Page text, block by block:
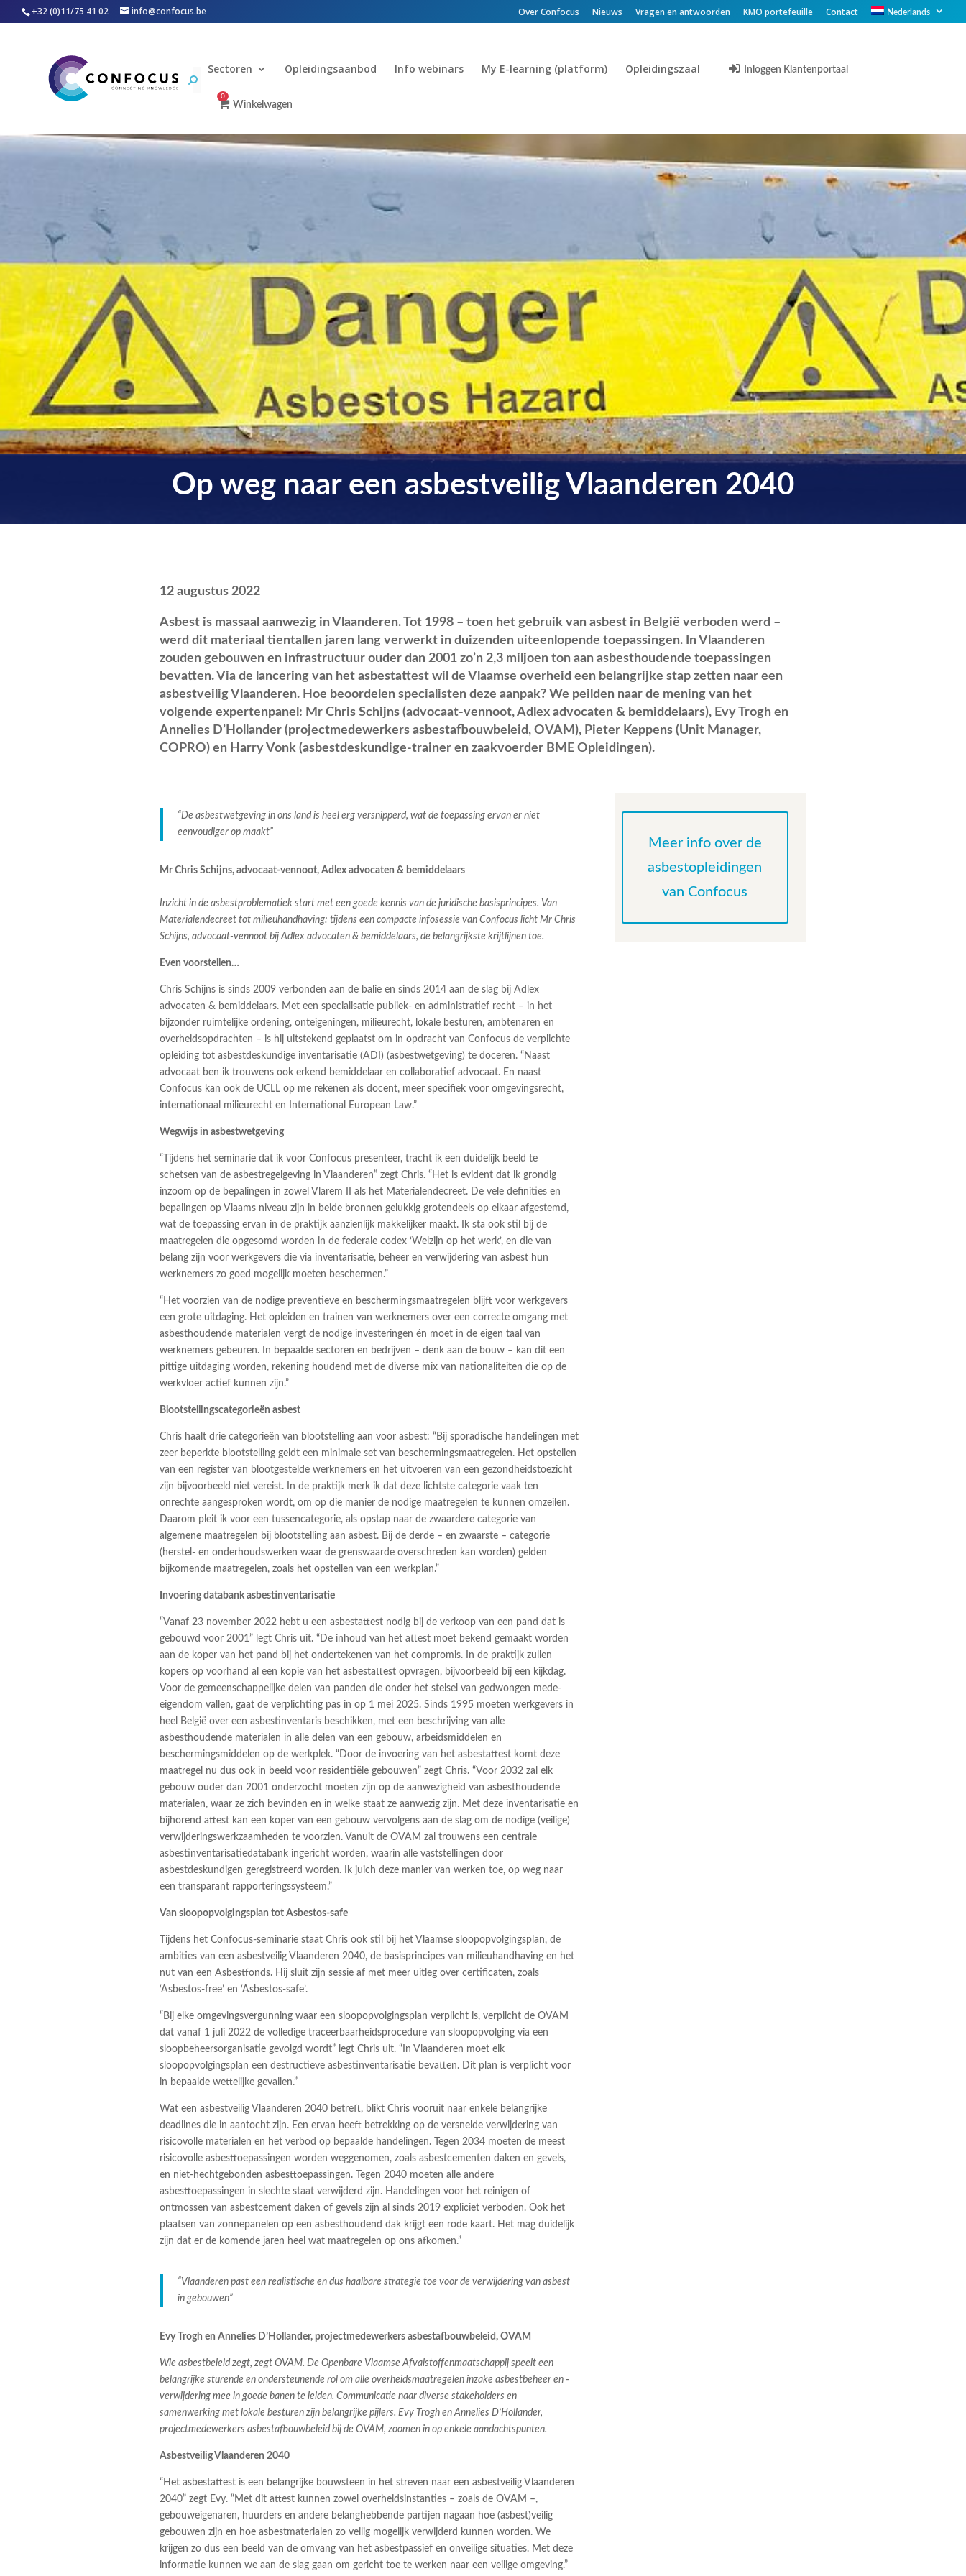
+32 (0)11/75 41 02 info@confocus.be Over Confocus Nieuws Vragen en antwoorden KMO portefeuille Contact Nederlands
Sectoren Opleidingsaanbod Info webinars My E-learning (platform) Opleidingszaal Inloggen Klantenportaal
Winkelwagen
0
Op weg naar een asbestveilig Vlaanderen 2040
12 augustus 2022
Asbest is massaal aanwezig in Vlaanderen. Tot 1998 – toen het gebruik van asbest in België verboden werd –
werd dit materiaal tientallen jaren lang verwerkt in duizenden uiteenlopende toepassingen. In Vlaanderen
zouden gebouwen en infrastructuur ouder dan 2001 zo’n 2,3 miljoen ton aan asbesthoudende toepassingen
bevatten. Via de lancering van het asbestattest wil de Vlaamse overheid een belangrijke stap zetten naar een
asbestveilig Vlaanderen. Hoe beoordelen specialisten deze aanpak? We peilden naar de mening van het
volgende expertenpanel: Mr Chris Schijns (advocaat-vennoot, Adlex advocaten & bemiddelaars), Evy Trogh en
Annelies D’Hollander (projectmedewerkers asbestafbouwbeleid, OVAM), Pieter Keppens (Unit Manager,
COPRO) en Harry Vonk (asbestdeskundige-trainer en zaakvoerder BME Opleidingen).
“De asbestwetgeving in ons land is heel erg versnipperd, wat de toepassing ervan er niet
eenvoudiger op maakt”
Mr Chris Schijns, advocaat-vennoot, Adlex advocaten & bemiddelaars
Inzicht in de asbestproblematiek start met een goede kennis van de juridische basisprincipes. Van
Materialendecreet tot milieuhandhaving: tijdens een compacte infosessie van Confocus licht Mr Chris
Schijns, advocaat-vennoot bij Adlex advocaten & bemiddelaars, de belangrijkste krijtlijnen toe.
Even voorstellen…
Chris Schijns is sinds 2009 verbonden aan de balie en sinds 2014 aan de slag bij Adlex
advocaten & bemiddelaars. Met een specialisatie publiek- en administratief recht – in het
bijzonder ruimtelijke ordening, onteigeningen, milieurecht, lokale besturen, ambtenaren en
overheidsopdrachten – is hij uitstekend geplaatst om in opdracht van Confocus de verplichte
opleiding tot asbestdeskundige inventarisatie (ADI) (asbestwetgeving) te doceren. “Naast
advocaat ben ik trouwens ook erkend bemiddelaar en collaboratief advocaat. En naast
Confocus kan ook de UCLL op me rekenen als docent, meer specifiek voor omgevingsrecht,
internationaal milieurecht en International European Law.”
Wegwijs in asbestwetgeving
“Tijdens het seminarie dat ik voor Confocus presenteer, tracht ik een duidelijk beeld te
schetsen van de asbestregelgeving in Vlaanderen” zegt Chris. “Het is evident dat ik grondig
inzoom op de bepalingen in zowel Vlarem II als het Materialendecreet. De vele definities en
bepalingen op Vlaams niveau zijn in beide bronnen gelukkig grotendeels op elkaar afgestemd,
wat de toepassing ervan in de praktijk aanzienlijk makkelijker maakt. Ik sta ook stil bij de
maatregelen die opgesomd worden in de federale codex ‘Welzijn op het werk’, en die van
belang zijn voor werkgevers die via inventarisatie, beheer en verwijdering van asbest hun
werknemers zo goed mogelijk moeten beschermen.”
“Het voorzien van de nodige preventieve en beschermingsmaatregelen blijft voor werkgevers
een grote uitdaging. Het opleiden en trainen van werknemers over een correcte omgang met
asbesthoudende materialen vergt de nodige investeringen én moet in de eigen taal van
werknemers gebeuren. In bepaalde sectoren en bedrijven – denk aan de bouw – kan dit een
pittige uitdaging worden, rekening houdend met de diverse mix van nationaliteiten die op de
werkvloer actief kunnen zijn.”
Blootstellingscategorieën asbest
Chris haalt drie categorieën van blootstelling aan voor asbest: “Bij sporadische handelingen met
zeer beperkte blootstelling geldt een minimale set van beschermingsmaatregelen. Het opstellen
van een register van blootgestelde werknemers en het uitvoeren van een gezondheidstoezicht
zijn bijvoorbeeld niet vereist. In de praktijk merk ik dat deze lichtste categorie vaak ten
onrechte aangesproken wordt, om op die manier de nodige maatregelen te kunnen omzeilen.
Daarom pleit ik voor een tussencategorie, als opstap naar de zwaardere categorie van
algemene maatregelen bij blootstelling aan asbest. Bij de derde – en zwaarste – categorie
(herstel- en onderhoudswerken waar de grenswaarde overschreden kan worden) gelden
bijkomende maatregelen, zoals het opstellen van een werkplan.”
Invoering databank asbestinventarisatie
“Vanaf 23 november 2022 hebt u een asbestattest nodig bij de verkoop van een pand dat is
gebouwd voor 2001” legt Chris uit. “De inhoud van het attest moet bekend gemaakt worden
aan de koper van het pand bij het ondertekenen van het compromis. In de praktijk zullen
kopers op voorhand al een kopie van het asbestattest opvragen, bijvoorbeeld bij een kijkdag.
Voor de gemeenschappelijke delen van panden die onder het stelsel van gedwongen mede-
eigendom vallen, gaat de verplichting pas in op 1 mei 2025. Sinds 1995 moeten werkgevers in
heel België over een asbestinventaris beschikken, met een beschrijving van alle
asbesthoudende materialen in alle delen van een gebouw, arbeidsmiddelen en
beschermingsmiddelen op de werkplek. “Door de invoering van het asbestattest komt deze
maatregel nu dus ook in beeld voor residentiële gebouwen” zegt Chris. “Voor 2032 zal elk
gebouw ouder dan 2001 onderzocht moeten zijn op de aanwezigheid van asbesthoudende
materialen, waar ze zich bevinden en in welke staat ze aanwezig zijn. Met deze inventarisatie en
bijhorend attest kan een koper van een gebouw vervolgens aan de slag om de nodige (veilige)
verwijderingswerkzaamheden te voorzien. Vanuit de OVAM zal trouwens een centrale
asbestinventarisatiedatabank ingericht worden, waarin alle vaststellingen door
asbestdeskundigen geregistreerd worden. Ik juich deze manier van werken toe, op weg naar
een transparant rapporteringssysteem.”
Van sloopopvolgingsplan tot Asbestos-safe
Tijdens het Confocus-seminarie staat Chris ook stil bij het Vlaamse sloopopvolgingsplan, de
ambities van een asbestveilig Vlaanderen 2040, de basisprincipes van milieuhandhaving en het
nut van een Asbestfonds. Hij sluit zijn sessie af met meer uitleg over certificaten, zoals
‘Asbestos-free’ en ‘Asbestos-safe’.
“Bij elke omgevingsvergunning waar een sloopopvolgingsplan verplicht is, verplicht de OVAM
dat vanaf 1 juli 2022 de volledige traceerbaarheidsprocedure van sloopopvolging via een
sloopbeheersorganisatie gevolgd wordt” legt Chris uit. “In Vlaanderen moet elk
sloopopvolgingsplan een destructieve asbestinventarisatie bevatten. Dit plan is verplicht voor
in bepaalde wettelijke gevallen.”
Wat een asbestveilig Vlaanderen 2040 betreft, blikt Chris vooruit naar enkele belangrijke
deadlines die in aantocht zijn. Een ervan heeft betrekking op de versnelde verwijdering van
risicovolle materialen en het verbod op bepaalde handelingen. Tegen 2034 moeten de meest
risicovolle asbesttoepassingen worden weggenomen, zoals asbestcementen daken en gevels,
en niet-hechtgebonden asbesttoepassingen. Tegen 2040 moeten alle andere
asbesttoepassingen in slechte staat verwijderd zijn. Handelingen voor het reinigen of
ontmossen van asbestcement daken of gevels zijn al sinds 2019 expliciet verboden. Ook het
plaatsen van zonnepanelen op een asbesthoudend dak krijgt een rode kaart. Het mag duidelijk
zijn dat er de komende jaren heel wat maatregelen op ons afkomen.”
“Vlaanderen past een realistische en dus haalbare strategie toe voor de verwijdering van asbest
in gebouwen”
Evy Trogh en Annelies D’Hollander, projectmedewerkers asbestafbouwbeleid, OVAM
Wie asbestbeleid zegt, zegt OVAM. De Openbare Vlaamse Afvalstoffenmaatschappij speelt een
belangrijke sturende en ondersteunende rol om alle overheidsmaatregelen inzake asbestbeheer en -
verwijdering mee in goede banen te leiden. Communicatie naar diverse stakeholders en
samenwerking met lokale besturen zijn belangrijke pijlers. Evy Trogh en Annelies D’Hollander,
projectmedewerkers asbestafbouwbeleid bij de OVAM, zoomen in op enkele aandachtspunten.
Asbestveilig Vlaanderen 2040
“Het asbestattest is een belangrijke bouwsteen in het streven naar een asbestveilig Vlaanderen
2040” zegt Evy. “Met dit attest kunnen zowel overheidsinstanties – zoals de OVAM –,
gebouweigenaren, huurders en andere belanghebbende partijen nagaan hoe (asbest)veilig
gebouwen zijn en hoe asbestmaterialen zo veilig mogelijk verwijderd kunnen worden. We
krijgen zo dus een beeld van de omvang van het asbestpassief en onveilige situaties. Met deze
informatie kunnen we aan de slag gaan om gericht toe te werken naar een veilige omgeving.”
Meer info over de
asbestopleidingen
van Confocus